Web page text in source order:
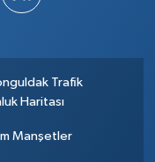
Trafik
Haritası
Manşetler